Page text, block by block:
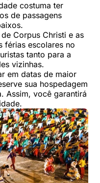
costuma ter
de passagens
Corpus Christi e as
férias escolares no
tanto para a
vizinhas.
em datas de maior
sua hospedagem
Assim, você garantirá